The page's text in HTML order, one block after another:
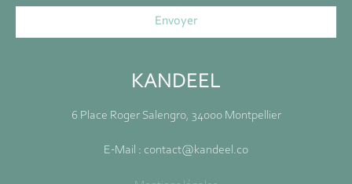
KANDEEL
6 Place Roger Salengro, 34000 Montpellier
E-Mail : contact@kandeel.co